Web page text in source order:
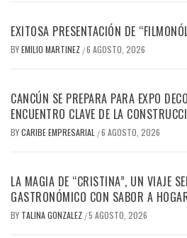
EXITOSA PRESENTACIÓN DE
BYEMILIO MARTINEZ /6 AGOSTO, 2026
CANCÚN SE PREPARA PARA EXPO
ENCUENTRO CLAVE DE LA
BYCARIBE EMPRESARIAL /6 AGOSTO, 2026
LA MAGIA DE “CRISTINA”, UN VIAJE
GASTRONÓMICO CON SABOR A
BY TALINA GONZALEZ /5 AGOSTO, 2026